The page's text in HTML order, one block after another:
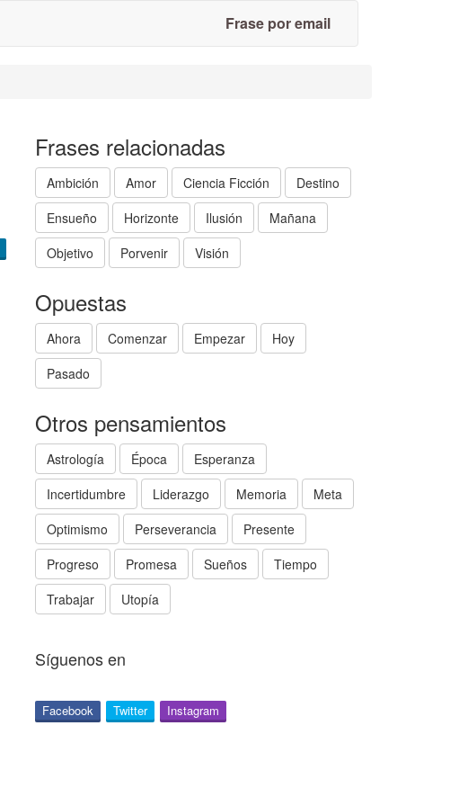
Frase por email
Frases relacionadas
Ambición Amor Ciencia Ficción
Destino
Ensueño
Horizonte Ilusión
Mañana
Objetivo
Porvenir Visión
Opuestas
Ahora Comenzar Empezar
Hoy
Pasado
Otros pensamientos
Astrología Época
Esperanza
Incertidumbre
Liderazgo Memoria
Meta
Optimismo
Perseverancia
Presente
Progreso
Promesa Sueños
Tiempo
Trabajar
Utopía
Síguenos en
Facebook Twitter Instagram